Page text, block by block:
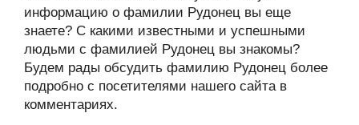
информацию о фамилии Рудонец вы еще
знаете? С какими известными и успешными
людьми с фамилией Рудонец вы знакомы?
Будем рады обсудить фамилию Рудонец более
подробно с посетителями нашего сайта в
комментариях.